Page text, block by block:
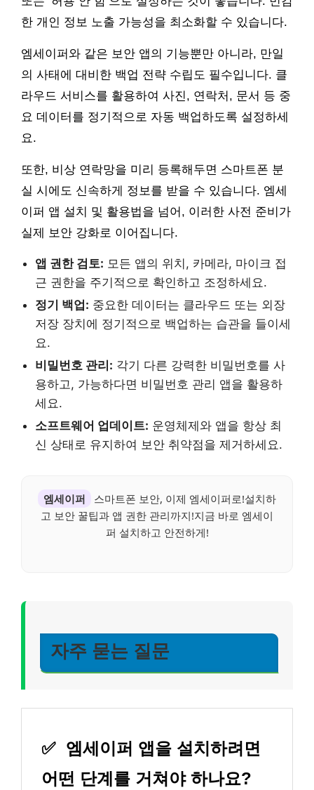
한 개인 정보 노출 가능성을 최소화할 수 있습니다.
엠세이퍼와 같은 보안 앱의 기능뿐만 아니라, 만일
의 사태에 대비한 백업 전략 수립도 필수입니다. 클
라우드 서비스를 활용하여 사진, 연락처, 문서 등 중
요 데이터를 정기적으로 자동 백업하도록 설정하세
요.
또한, 비상 연락망을 미리 등록해두면 스마트폰 분
실 시에도 신속하게 정보를 받을 수 있습니다. 엠세
이퍼 앱 설치 및 활용법을 넘어, 이러한 사전 준비가
실제 보안 강화로 이어집니다.
앱 권한 검토: 모든 앱의 위치, 카메라, 마이크 접
근 권한을 주기적으로 확인하고 조정하세요.
정기 백업: 중요한 데이터는 클라우드 또는 외장
저장 장치에 정기적으로 백업하는 습관을 들이세
요.
비밀번호 관리: 각기 다른 강력한 비밀번호를 사
용하고, 가능하다면 비밀번호 관리 앱을 활용하
세요.
소프트웨어 업데이트: 운영체제와 앱을 항상 최
신 상태로 유지하여 보안 취약점을 제거하세요.
엠세이퍼
스마트폰 보안, 이제 엠세이퍼로!설치하
고 보안 꿀팁과 앱 권한 관리까지!지금 바로 엠세이
퍼 설치하고 안전하게!
자주 묻는 질문
✅ 엠세이퍼 앱을 설치하려면
어떤 단계를 거쳐야 하나요?